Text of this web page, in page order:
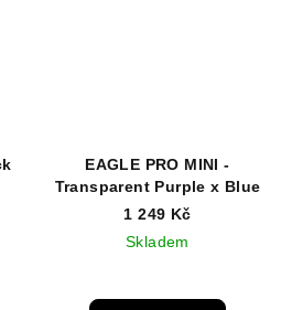
EAGLE PRO MINI -
Transparent Purple x Blue
1 249 Kč
Skladem